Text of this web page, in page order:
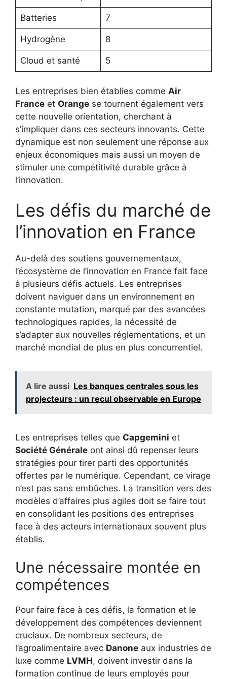
Batteries 7
Hydrogène 8
Cloud et santé 5
Les entreprises bien établies comme Air
France et Orange se tournent également vers
cette nouvelle orientation, cherchant à
s’impliquer dans ces secteurs innovants. Cette
dynamique est non seulement une réponse aux
enjeux économiques mais aussi un moyen de
stimuler une compétitivité durable grâce à
l’innovation.
Les défis du marché de
l’innovation en France
Au-delà des soutiens gouvernementaux,
l’écosystème de l’innovation en France fait face
à plusieurs défis actuels. Les entreprises
doivent naviguer dans un environnement en
constante mutation, marqué par des avancées
technologiques rapides, la nécessité de
s’adapter aux nouvelles réglementations, et un
marché mondial de plus en plus concurrentiel.
A lire aussi Les banques centrales sous les
projecteurs : un recul observable en Europe
Les entreprises telles que Capgemini et
Société Générale ont ainsi dû repenser leurs
stratégies pour tirer parti des opportunités
offertes par le numérique. Cependant, ce virage
n’est pas sans embûches. La transition vers des
modèles d’affaires plus agiles doit se faire tout
en consolidant les positions des entreprises
face à des acteurs internationaux souvent plus
établis.
Une nécessaire montée en
compétences
Pour faire face à ces défis, la formation et le
développement des compétences deviennent
cruciaux. De nombreux secteurs, de
l’agroalimentaire avec Danone aux industries de
luxe comme LVMH, doivent investir dans la
formation continue de leurs employés pour